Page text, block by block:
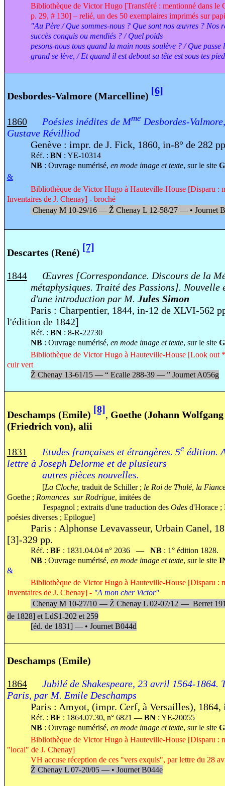
Bibliothèque de Victor Hugo [Transféré : mentionné dans le
p. 29, # 130] – relié, un des 50 exemplaires imprimés sur
"Au Père / Que sommes-nous ? Que sont nos œuvres ? Nos
succès conquis ou mendiés ? / Quel poids
pesons-nous tous quand la main nous soulève ? / Que passe
grand se lève, / Et quand il est debout sa tête est sous tes
Desbordes-Valmore (Marcelline) [6]
1860 Poésies inédites de Mme Desbordes-
Gustave Révilliod
Genève : impr. de J. Fick, 1860, in-8° de 282
Réf. : BN: YE-10314
NB: Ouvrage numérisé, en mode image et texte, sur le site
&
Bibliothèque de Victor Hugo à Hauteville-House [Disparu :
Inventaires de J. Chenay] - broché
Chenay M 10-29/16 — Ž Chenay L 12-58/27 — • Journet
Descartes (René) [7]
1844
Œuvres [Correspondance. Discours de la
métaphysiques. Traité des Passions]. Nouvelle
d'une introduction par M. Jules Simon
Paris : Charpentier, 1844, in-12 de XLVI-562
l'édition de 1842]
Réf. : BN: 8-R-22730
NB: Ouvrage numérisé, en mode image et texte, sur le site
Bibliothèque de Victor Hugo à Hauteville-House [Look out
cuir vert
Ž Chenay 13-61/15 — “Ecalle 288-39 — ”Journet A056g
Deschamps (Emile) [8], Goethe (Johann
(Friedrich von), alii
1831 Etudes françaises et étrangères. 5eédition.
lettre à Joseph Delorme et de plusieurs
autres pièces nouvelles.
[La Cloche, traduit de Schiller ; le Roi de Thulé, la
Goethe ; Romances sur Rodrigue, imitées de
l'espagnol ; extraits d'une traduction des Odesd'Horace ;
poésies diverses ; Epilogue]
Paris : Alphonse Levavasseur, Urbain Canel,
[3]-329 pp.
Réf. : BF : 1831.04.04 n° 2036 — NB: 1° édition 1828.
NB: Ouvrage numérisé, en mode image et texte, sur le site
&
Bibliothèque de Victor Hugo à Hauteville-House [Disparu :
Inventaires de J. Chenay] - "A mon cher Victor"
Chenay M 10-27/10 — Ž Chenay L 02-07/12 — Berret
de 1828] et LdS1-202 et 259
[éd. de 1831] — • Journet B044d
Deschamps (Emile)
1864
Jubilé de Shakespeare, 23 avril 1564-1864.
Paris, par M. Emile Deschamps
Paris : Amyot, (impr. Cerf, à Versailles), 1864,
Réf. : BF : 1864.07.30, n° 6821 — BN: YE-20055
NB: Ouvrage numérisé, en mode image et texte, sur le site
Bibliothèque de Victor Hugo à Hauteville-House [Disparu :
"local" de J. Chenay]
VH accuse réception de ces "vers exquis", par lettre du 28
Ž Chenay L 07-20/05 — • Journet B044e